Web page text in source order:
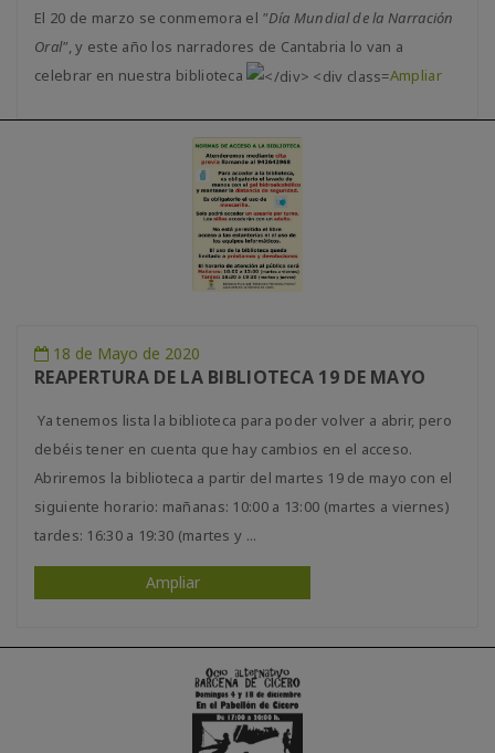
El 20 de marzo se conmemora el "Día Mundial de la Narración
Oral" , y este año los narradores de Cantabria lo van a
celebrar en nuestra biblioteca
Ampliar
18 de Mayo de 2020
REAPERTURA DE LA BIBLIOTECA 19 DE MAYO
Ya tenemos lista la biblioteca para poder volver a abrir, pero
debéis tener en cuenta que hay cambios en el acceso.
Abriremos la biblioteca a partir del martes 19 de mayo con el
siguiente horario: mañanas: 10:00 a 13:00 (martes a viernes)
tardes: 16:30 a 19:30 (martes y ...
Ampliar